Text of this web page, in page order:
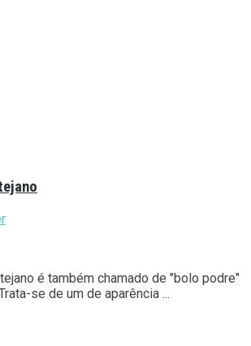
é também chamado de "bolo podre"
se de um de aparência ...